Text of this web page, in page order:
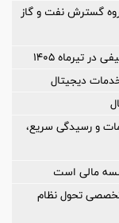
گسترش نفت و گاز
دیجیتال
و رسیدگی سریع،
مالی است
تحول نظام